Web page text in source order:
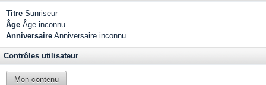
Titre Sunriseur
Âge Âge inconnu
Anniversaire Anniversaire inconnu
Contrôles utilisateur
Mon contenu